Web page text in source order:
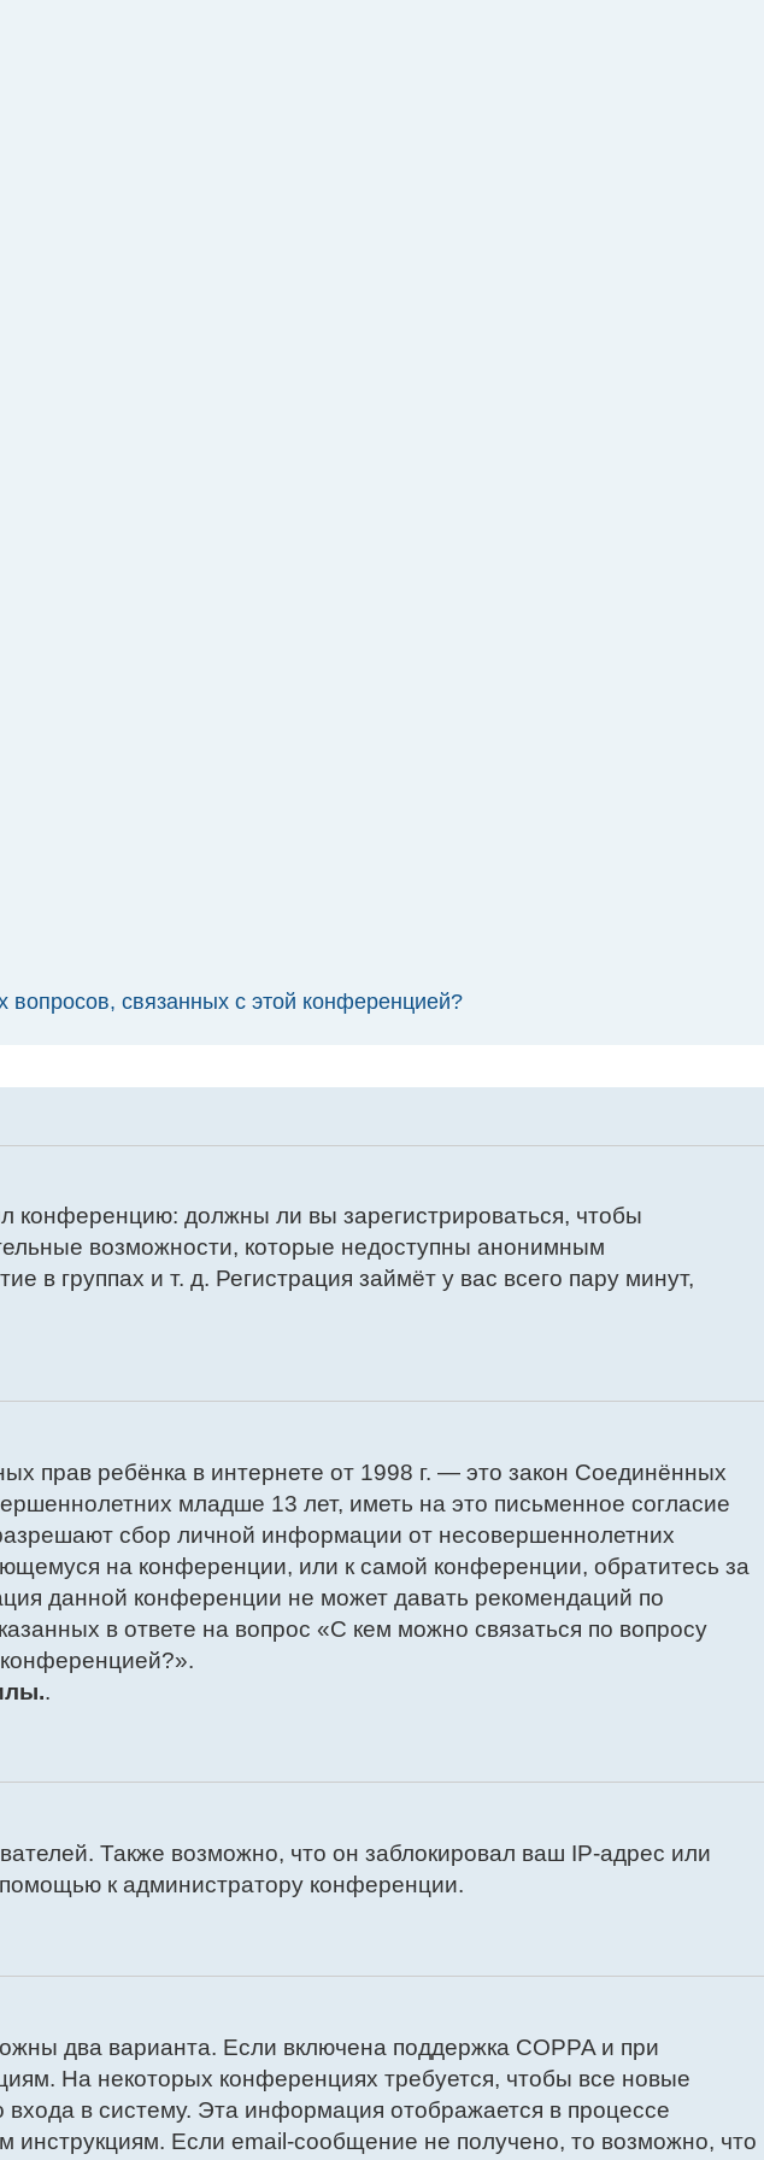
вопросов, связанных с этой конференцией?
конференцию: должны ли вы зарегистрироваться, чтобы
возможности, которые недоступны анонимным
в группах и т. д. Регистрация займёт у вас всего пару минут,
прав ребёнка в интернете от 1998 г. — это закон Соединённых
младше 13 лет, иметь на это письменное согласие
сбор личной информации от несовершеннолетних
на конференции, или к самой конференции, обратитесь за
данной конференции не может давать рекомендаций по
в ответе на вопрос «С кем можно связаться по вопросу
конференцией?».
.
Также возможно, что он заблокировал ваш IP-адрес или
к администратору конференции.
два варианта. Если включена поддержка COPPA и при
На некоторых конференциях требуется, чтобы все новые
в систему. Эта информация отображается в процессе
Если email-сообщение не получено, то возможно, что